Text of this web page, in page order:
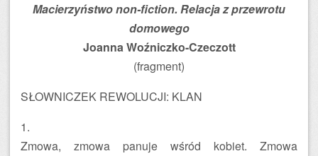
Macierzyństwo non-fiction. Relacja z przewrotu
domowego
Joanna Woźniczko-Czeczott
(fragment)
SŁOWNICZEK REWOLUCJI: KLAN
1.
Zmowa, zmowa panuje wśród kobiet. Zmowa